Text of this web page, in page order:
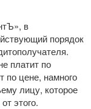
в
порядок
платит по
по цене, намного
лицу, которое
этого.